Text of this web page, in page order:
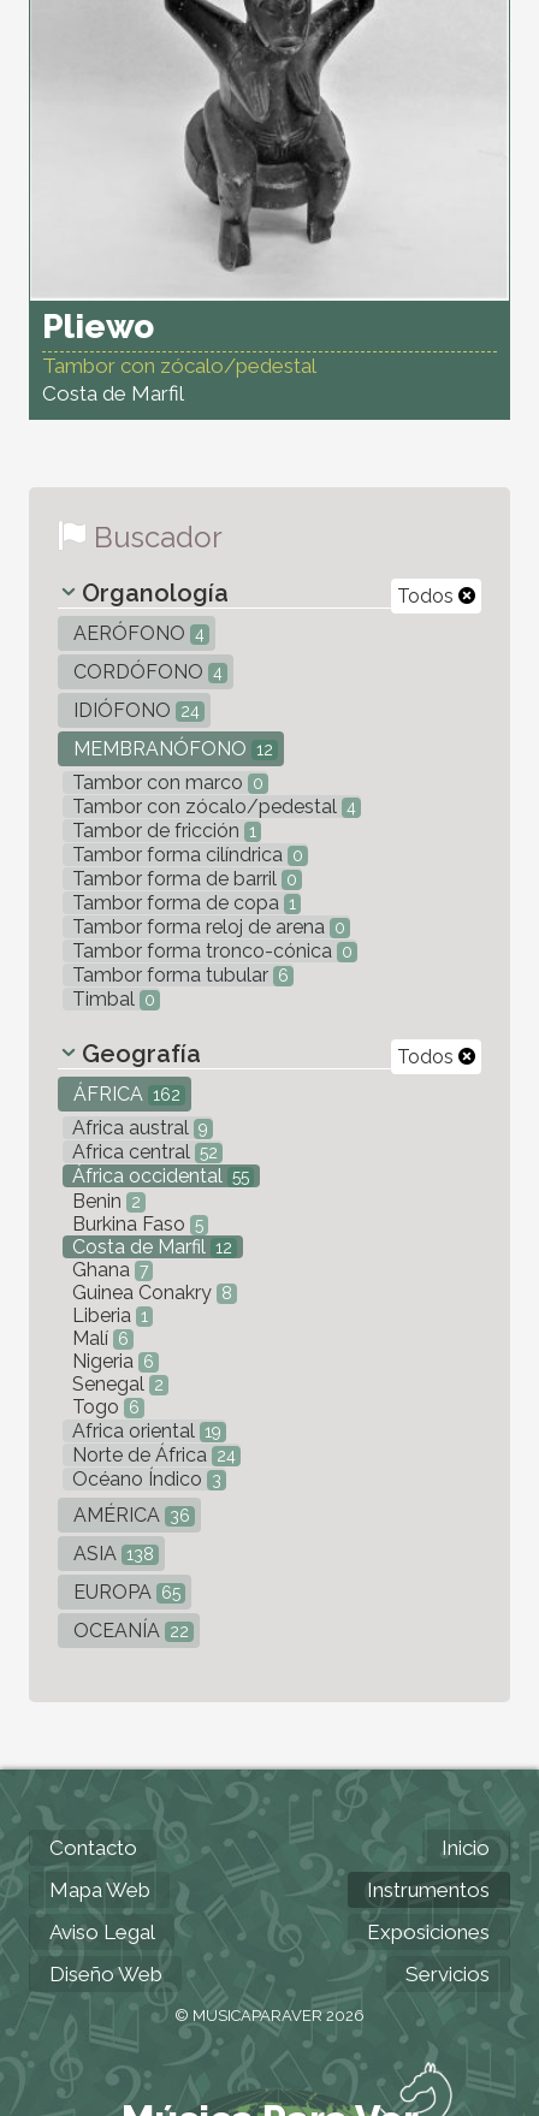
Pliewo
Tambor con zócalo/pedestal
Costa de Marfil
Buscador
Todos
Organología
AERÓFONO 4
CORDÓFONO 4
IDIÓFONO 24
MEMBRANÓFONO 12
Tambor con marco 0
Tambor con zócalo/pedestal 4
Tambor de fricción 1
Tambor forma cilíndrica 0
Tambor forma de barril 0
Tambor forma de copa 1
Tambor forma reloj de arena 0
Tambor forma tronco-cónica 0
Tambor forma tubular 6
Timbal 0
Todos
Geografía
ÁFRICA 162
Africa austral 9
Africa central 52
África occidental 55
Benin 2
Burkina Faso 5
Costa de Marfil 12
Ghana 7
Guinea Conakry 8
Liberia 1
Malí 6
Nigeria 6
Senegal 2
Togo 6
Africa oriental 19
Norte de África 24
Océano Índico 3
AMÉRICA 36
ASIA 138
EUROPA 65
OCEANÍA 22
Contacto
Mapa Web
Aviso Legal
Diseño Web
Inicio
Instrumentos
Exposiciones
Servicios
© MUSICAPARAVER 2026